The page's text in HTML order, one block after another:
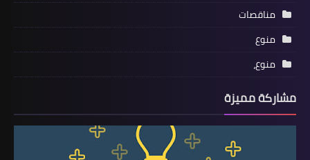
مناقصات
منوع
منوع،
مشاركة مميزة